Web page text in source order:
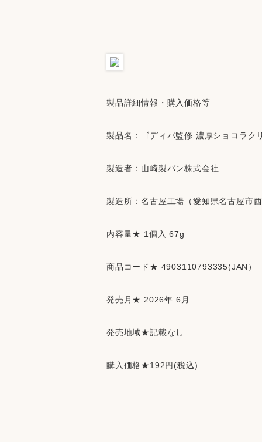
製品詳細情報・購入価格等
製品名：ゴディバ監修 濃厚ショコラク
製造者：山崎製パン株式会社
製造所：名古屋工場（愛知県名古屋市
内容量★ 1個入 67g
商品コード★ 4903110793335(JAN）
発売月★ 2026年 6月
発売地域★記載なし
購入価格★192円(税込)